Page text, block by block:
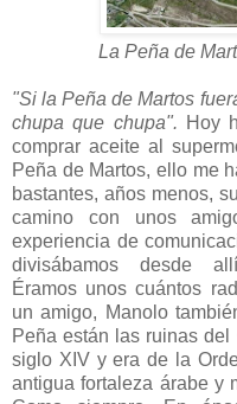
La Peña de
"Si la Peña de Martos
chupa que chupa". Hoy
comprar aceite al
Peña de Martos, ello me
bastantes, años menos,
camino con unos
experiencia de
divisábamos desde
Éramos unos cuántos
un amigo, Manolo
Peña están las ruinas
siglo XIV y era de la
antigua fortaleza árabe y